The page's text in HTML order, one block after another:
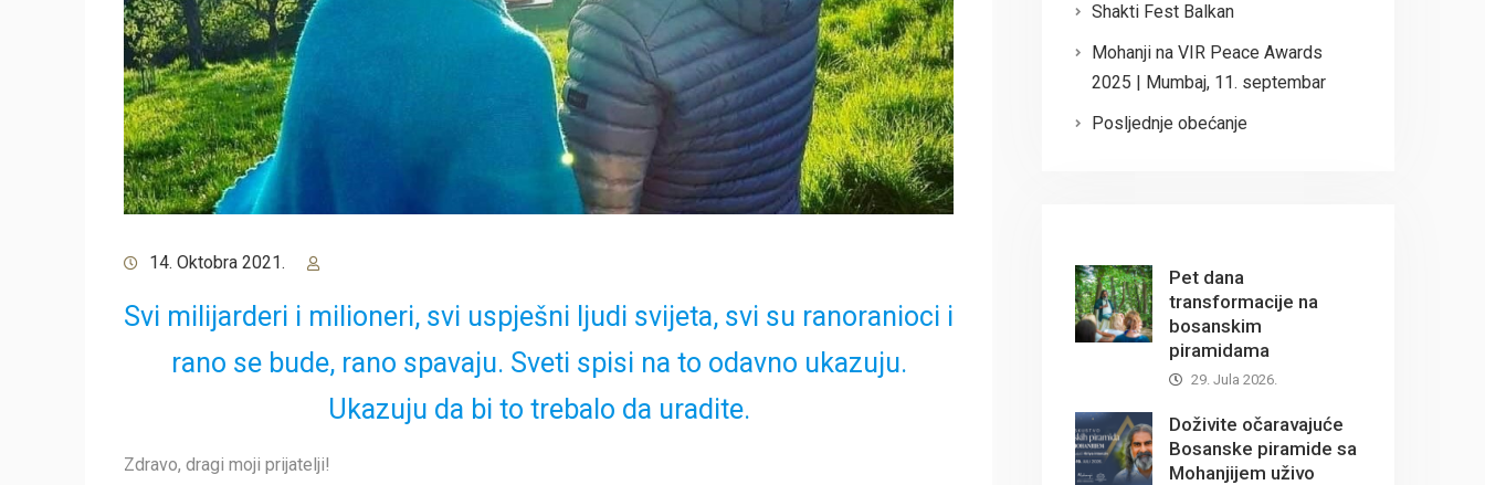
14. Oktobra 2021.
Svi milijarderi i milioneri, svi uspješni ljudi svijeta, svi su ranoranioci i
rano se bude, rano spavaju. Sveti spisi na to odavno ukazuju.
Ukazuju da bi to trebalo da uradite.
Zdravo, dragi moji prijatelji!
Shakti Fest Balkan
Mohanji na VIR Peace Awards
2025 | Mumbaj, 11. septembar
Posljednje obećanje
Pet dana
transformacije na
bosanskim
piramidama
29. Jula 2026.
Doživite očaravajuće
Bosanske piramide sa
Mohanjijem uživo